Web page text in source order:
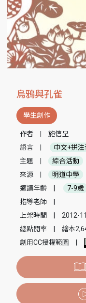
烏鴉與孔雀
學生創作
作者
施信呈
語言
中文+拼注
主題
綜合活動
來源
明道中學
適讀年齡
7-9歲
指導老師
上架時間
2012-
總點閱率
繪本
創用CC授權範圍